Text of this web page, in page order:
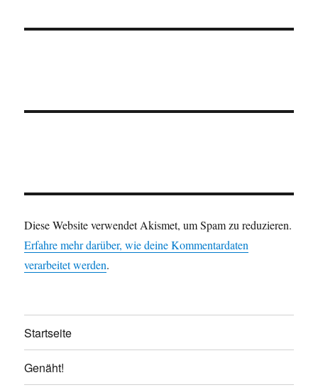
Diese Website verwendet Akismet, um Spam zu reduzieren.
Erfahre mehr darüber, wie deine Kommentardaten
verarbeitet werden.
Startseite
Genäht!